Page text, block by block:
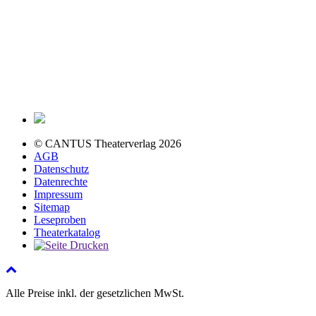
© CANTUS Theaterverlag 2026
AGB
Datenschutz
Datenrechte
Impressum
Sitemap
Leseproben
Theaterkatalog
Alle Preise inkl. der gesetzlichen MwSt.